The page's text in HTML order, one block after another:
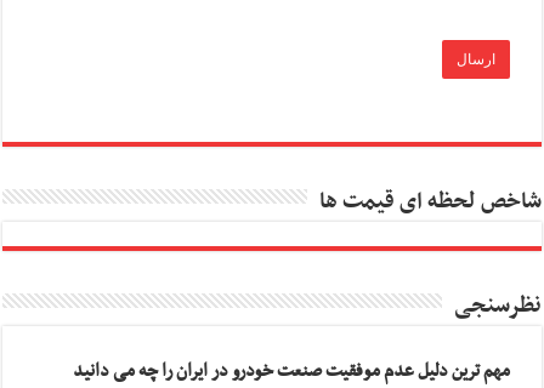
شاخص لحظه ای قیمت ها
نظرسنجی
مهم ترین دلیل عدم موفقیت صنعت خودرو در ایران را چه می دانید